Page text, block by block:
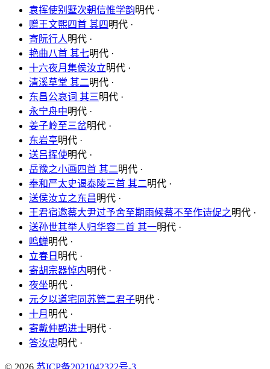
袁挥使别墅次朝信惟学韵明代 ·
赠王文熙四首 其四明代 ·
寄阮行人明代 ·
艳曲八首 其七明代 ·
十六夜月集侯汝立明代 ·
清溪草堂 其二明代 ·
东昌公哀词 其三明代 ·
永宁舟中明代 ·
姜子岭至三岔明代 ·
东岩亭明代 ·
送吕挥使明代 ·
岳豫之小画四首 其二明代 ·
奉和严太史谒泰陵三首 其二明代 ·
送侯汝立之东昌明代 ·
王君宿邀蔡大尹过予舍至期雨候蔡不至作诗促之明代 ·
送孙世其举人归华容二首 其一明代 ·
鸣蝉明代 ·
立春日 明代 ·
寄胡宗器悼内明代 ·
夜坐明代 ·
元夕以道宅同苏管二君子明代 ·
十月 明代 ·
寄戴仲鹖进士明代 ·
答汝忠明代 ·
© 2026 苏ICP备2021042322号-3